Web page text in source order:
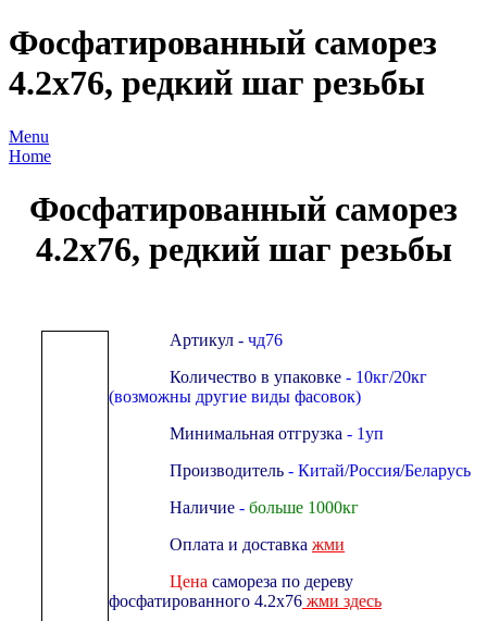
Фосфатированный саморез
4.2х76, редкий шаг резьбы
Menu
Home
Фосфатированный саморез
4.2х76, редкий шаг резьбы
Артикул - чд76
Количество в упаковке - 10кг/20кг
(возможны другие виды фасовок)
Минимальная отгрузка - 1уп
Производитель - Китай/Россия/Беларусь
Наличие - больше 1000кг
Оплата и доставка жми
Цена самореза по дереву
фосфатированного 4.2х76 жми здесь